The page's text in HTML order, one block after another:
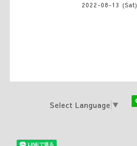
2022-08-13 (Sat)
Select Language ▼